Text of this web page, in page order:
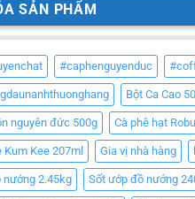
SẢN PHẨM
#caphenguyenduc
Bột Ca Cao
nguyên đức 500g Cà phê hạt
Kum Kee 207ml Gia vị nhà hàng
nướng 2.45kg Sốt ướp đồ nướng